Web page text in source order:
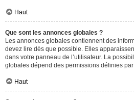
Haut
Que sont les annonces globales ?
Les annonces globales contiennent des
devez lire dès que possible. Elles
dans votre panneau de l’utilisateur. La
globales dépend des permissions définies par
Haut